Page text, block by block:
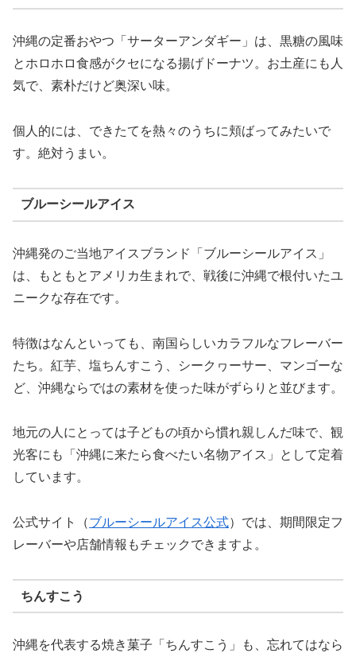
沖縄の定番おやつ「サーターアンダギー」は、黒糖の風味
とホロホロ食感がクセになる揚げドーナツ。お土産にも人
気で、素朴だけど奥深い味。
個人的には、できたてを熱々のうちに頬ばってみたいで
す。絶対うまい。
ブルーシールアイス
沖縄発のご当地アイスブランド「ブルーシールアイス」
は、もともとアメリカ生まれで、戦後に沖縄で根付いたユ
ニークな存在です。
特徴はなんといっても、南国らしいカラフルなフレーバー
たち。紅芋、塩ちんすこう、シークヮーサー、マンゴーな
ど、沖縄ならではの素材を使った味がずらりと並びます。
地元の人にとっては子どもの頃から慣れ親しんだ味で、観
光客にも「沖縄に来たら食べたい名物アイス」として定着
しています。
公式サイト（ブルーシールアイス公式）では、期間限定フ
レーバーや店舗情報もチェックできますよ。
ちんすこう
沖縄を代表する焼き菓子「ちんすこう」も、忘れてはなら